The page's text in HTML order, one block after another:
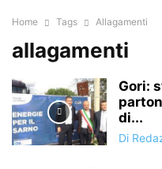
Home Tags Allagamenti
allagamenti
Gori:
di...
Di